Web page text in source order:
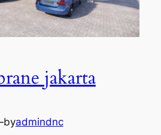
jakarta
byadmindnc